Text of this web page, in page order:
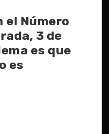
el Número
3 de
es que
es